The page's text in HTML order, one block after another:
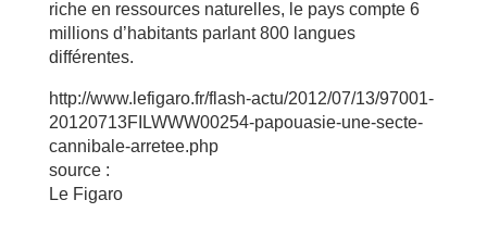
riche en ressources naturelles, le pays compte 6
millions d’habitants parlant 800 langues
différentes.
http://www.lefigaro.fr/flash-actu/2012/07/13/97001-
20120713FILWWW00254-papouasie-une-secte-
cannibale-arretee.php
source :
Le Figaro